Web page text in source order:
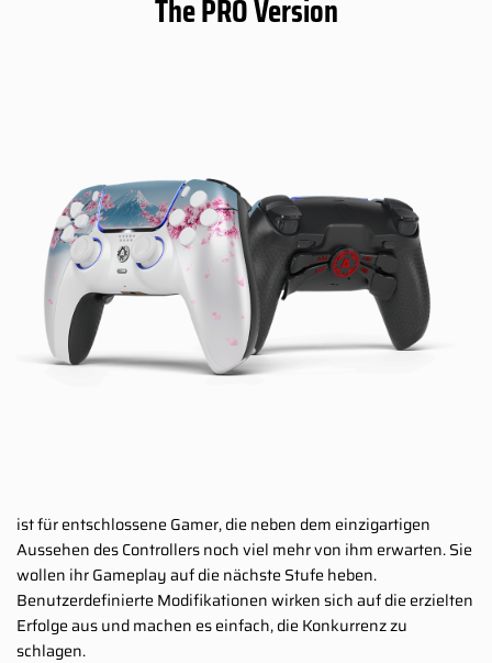
The PRO Version
ist für entschlossene Gamer, die neben dem einzigartigen
Aussehen des Controllers noch viel mehr von ihm erwarten. Sie
wollen ihr Gameplay auf die nächste Stufe heben.
Benutzerdefinierte Modifikationen wirken sich auf die erzielten
Erfolge aus und machen es einfach, die Konkurrenz zu
schlagen.